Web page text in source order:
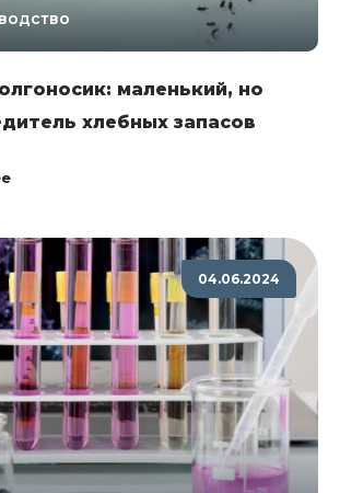
маленький, но
хлебных запасов
04.06.2024